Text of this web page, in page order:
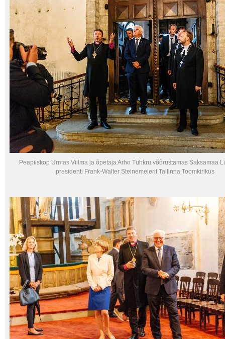
Peapiiskop Urmas Viilma ja õpetaja Arho Tuhkru võõrustamas Saksamaa
presidenti Frank-Walter Steinemeierit Tallinna Toomkirikus